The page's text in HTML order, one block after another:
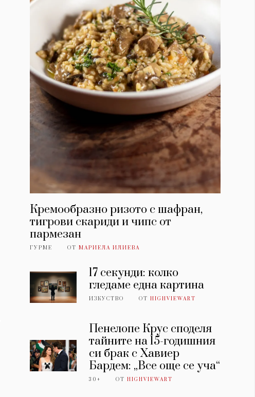
Кремообразно ризото с шафран,
тигрови скариди и чипс от
пармезан
ГУРМЕ ОТ МАРИЕЛА ИЛИЕВА
17 секунди: колко
гледаме една картина
ИЗКУСТВО ОТHIGHVIEWART
Пенелопе Крус споделя
тайните на 15-годишния
си брак с Хавиер
Бардем: „Все още се уча“
30+ ОТHIGHVIEWART